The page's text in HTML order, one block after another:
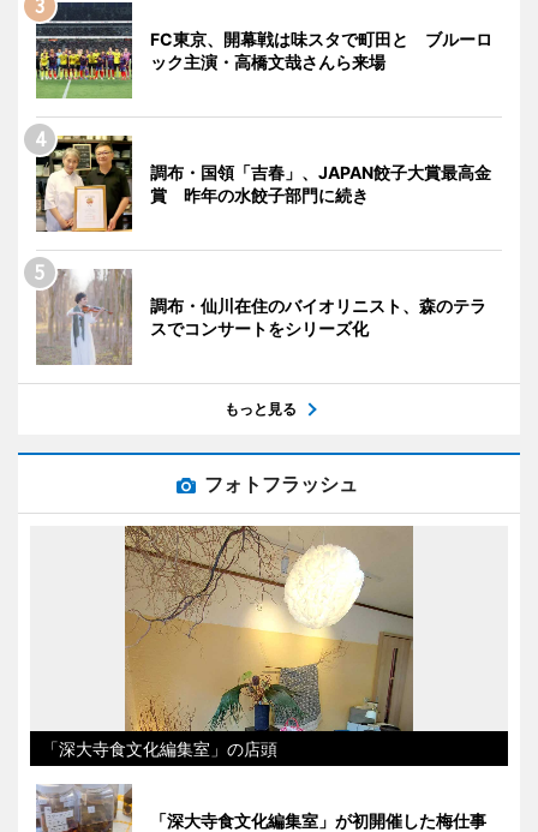
FC東京、開幕戦は味スタで町田と ブルーロ
ック主演・高橋文哉さんら来場
調布・国領「吉春」、JAPAN餃子大賞最高金
賞 昨年の水餃子部門に続き
調布・仙川在住のバイオリニスト、森のテラ
スでコンサートをシリーズ化
もっと見る
フォトフラッシュ
「深大寺食文化編集室」の店頭
「深大寺食文化編集室」が初開催した梅仕事